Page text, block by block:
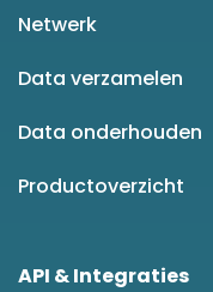
Netwerk
Data verzamelen
Data onderhouden
Productoverzicht
API & Integraties